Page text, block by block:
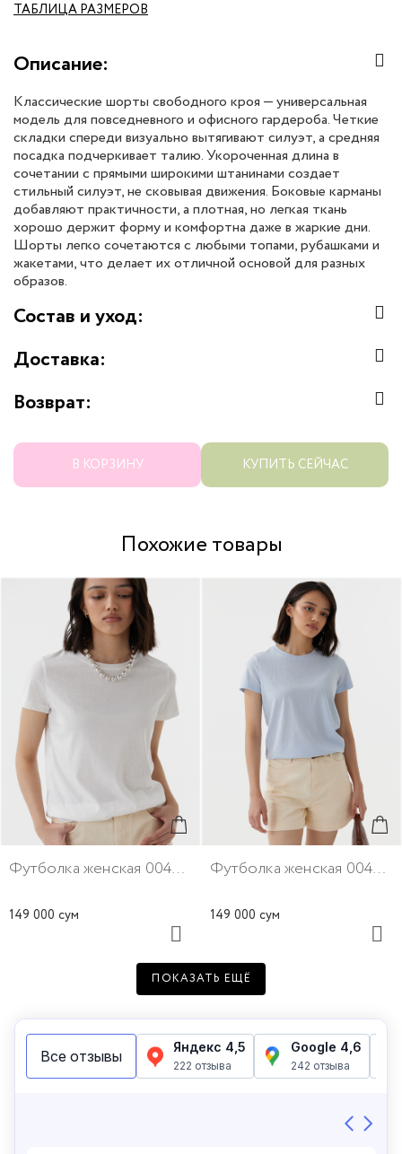
ТАБЛИЦА РАЗМЕРОВ
В КОРЗИНУ КУПИТЬ СЕЙЧАС
Описание:
Классические шорты свободного кроя — универсальная
модель для повседневного и офисного гардероба. Четкие
складки спереди визуально вытягивают силуэт, а средняя
посадка подчеркивает талию. Укороченная длина в
сочетании с прямыми широкими штанинами создает
стильный силуэт, не сковывая движения. Боковые карманы
добавляют практичности, а плотная, но легкая ткань
хорошо держит форму и комфортна даже в жаркие дни.
Шорты легко сочетаются с любыми топами, рубашками и
жакетами, что делает их отличной основой для разных
образов.
Состав и уход:
Доставка:
Возврат:
Похожие товары
Футболка женская 00408-4
149 000 сум
Футболка женская 00408-10
149 000 сум
ПОКАЗАТЬ ЕЩЁ